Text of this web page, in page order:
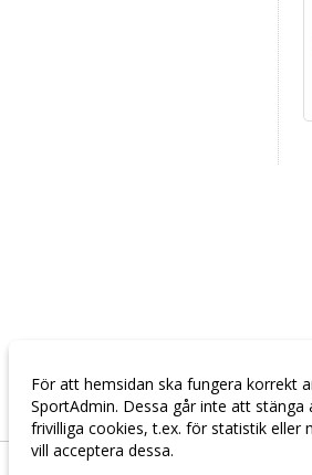
För att hemsidan ska fungera korrekt
SportAdmin. Dessa går inte att stänga
frivilliga cookies, t.ex. för statistik eller
vill acceptera dessa.